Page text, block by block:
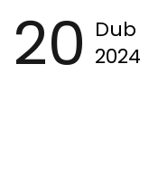
20 Dub
2024